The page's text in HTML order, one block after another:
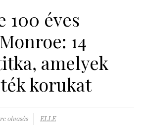
100 éves
14
amelyek
korukat
olvasás ELLE